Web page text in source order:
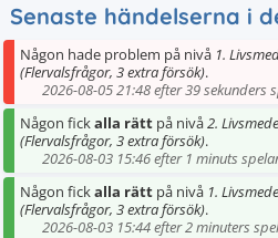
Senaste händelserna i
Någon hade problem på nivå 1.
(Flervalsfrågor, 3 extra försök).
2026-08-05 21:48 efter 39 sekunders
Någon fickalla rätt på nivå2.
(Flervalsfrågor, 3 extra försök).
2026-08-03 15:46 efter 1 minuts
Någon fickalla rätt på nivå 1.
(Flervalsfrågor, 3 extra försök).
2026-08-03 15:44 efter 2 minuters